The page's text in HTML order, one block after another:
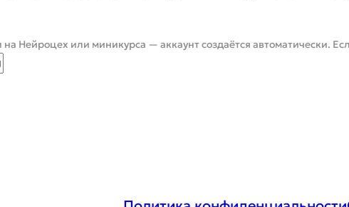
Нейроцех или миникурса — аккаунт создаётся автоматически.